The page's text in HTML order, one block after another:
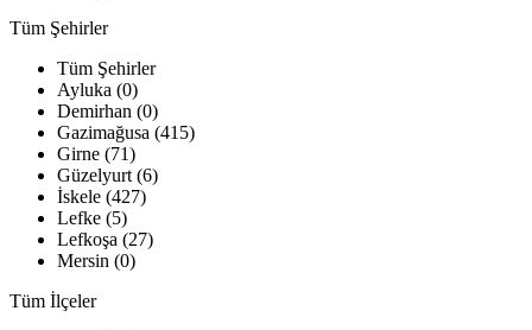
Tüm Şehirler
Tüm Şehirler
Ayluka (0)
Demirhan (0)
Gazimağusa (415)
Girne (71)
Güzelyurt (6)
İskele (427)
Lefke (5)
Lefkoşa (27)
Mersin (0)
Tüm İlçeler